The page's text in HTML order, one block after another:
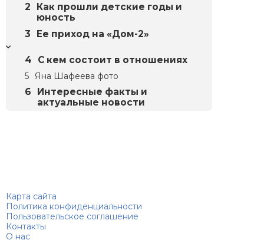
Как прошли детские годы и
юность
Ее приход на «Дом-2»
С кем состоит в отношениях
Яна Шафеева фото
Интересные факты и
актуальные новости
Карта сайта
Политика конфиденциальности
Пользовательское соглашение
Контакты
О нас